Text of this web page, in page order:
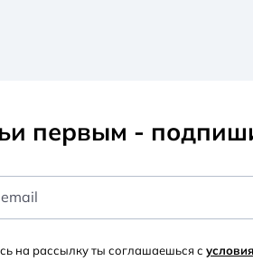
первым -
на рассылку ты соглашаешься с